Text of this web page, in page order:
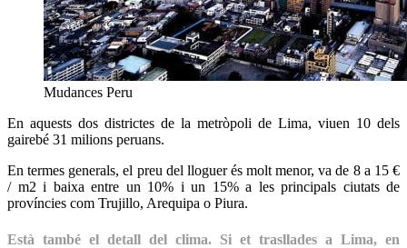
Mudances Peru
En aquests dos districtes de la metròpoli de Lima, viuen 10 dels
gairebé 31 milions peruans.
En termes generals, el preu del lloguer és molt menor, va de 8 a 15 €
/ m2 i baixa entre un 10% i un 15% a les principals ciutats de
províncies com Trujillo, Arequipa o Piura.
Està també el detall del clima. Si et trasllades a Lima, en